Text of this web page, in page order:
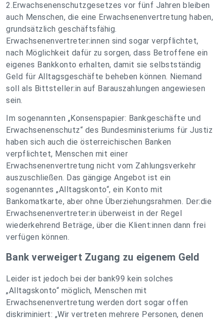
2.Erwachsenenschutzgesetzes vor fünf Jahren bleiben
auch Menschen, die eine Erwachsenenvertretung haben,
grundsätzlich geschäftsfähig.
Erwachsenenvertreter:innen sind sogar verpflichtet,
nach Möglichkeit dafür zu sorgen, dass Betroffene ein
eigenes Bankkonto erhalten, damit sie selbstständig
Geld für Alltagsgeschäfte beheben können. Niemand
soll als Bittsteller:in auf Barauszahlungen angewiesen
sein.
Im sogenannten „Konsenspapier: Bankgeschäfte und
Erwachsenenschutz“ des Bundesministeriums für Justiz
haben sich auch die österreichischen Banken
verpflichtet, Menschen mit einer
Erwachsenenvertretung nicht vom Zahlungsverkehr
auszuschließen. Das gängige Angebot ist ein
sogenanntes „Alltagskonto“, ein Konto mit
Bankomatkarte, aber ohne Überziehungsrahmen. Der:die
Erwachsenenvertreter:in überweist in der Regel
wiederkehrend Beträge, über die Klient:innen dann frei
verfügen können.
Bank verweigert Zugang zu eigenem Geld
Leider ist jedoch bei der bank99 kein solches
„Alltagskonto“ möglich, Menschen mit
Erwachsenenvertretung werden dort sogar offen
diskriminiert: „Wir vertreten mehrere Personen, denen